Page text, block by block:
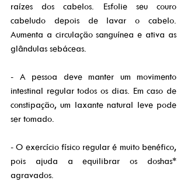
raízes dos cabelos. Esfolie seu couro
cabeludo depois de lavar o cabelo.
Aumenta a circulação sanguínea e ativa as
glândulas sebáceas.
- A pessoa deve manter um movimento
intestinal regular todos os dias. Em caso de
constipação, um laxante natural leve pode
ser tomado.
- O exercício físico regular é muito benéfico,
pois ajuda a equilibrar os doshas*
agravados.